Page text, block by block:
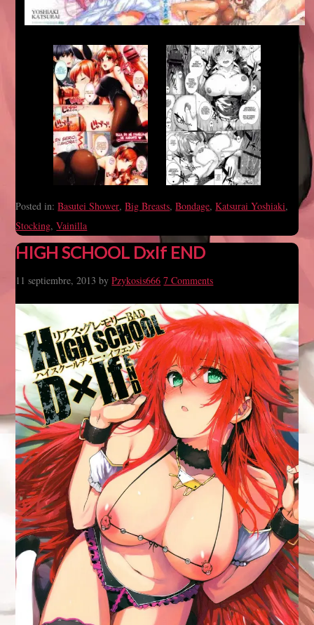
Posted in:Basutei Shower,Big Breasts,Bondage,Katsurai Yoshiaki,
Stocking,Vainilla
HIGH SCHOOL DxIf END
11 septiembre, 2013 byPzykosis666 7 Comments